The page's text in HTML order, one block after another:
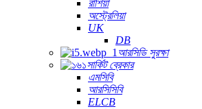
রাশিয়া
অস্ট্রেলিয়া
UK
DB
আরসিডি সুরক্ষা
সার্কিট ব্রেকার
এমসিবি
আরসিসিবি
ELCB